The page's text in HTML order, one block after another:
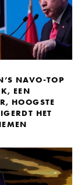
NAVO-TOP
EEN
HOOGSTE
HET